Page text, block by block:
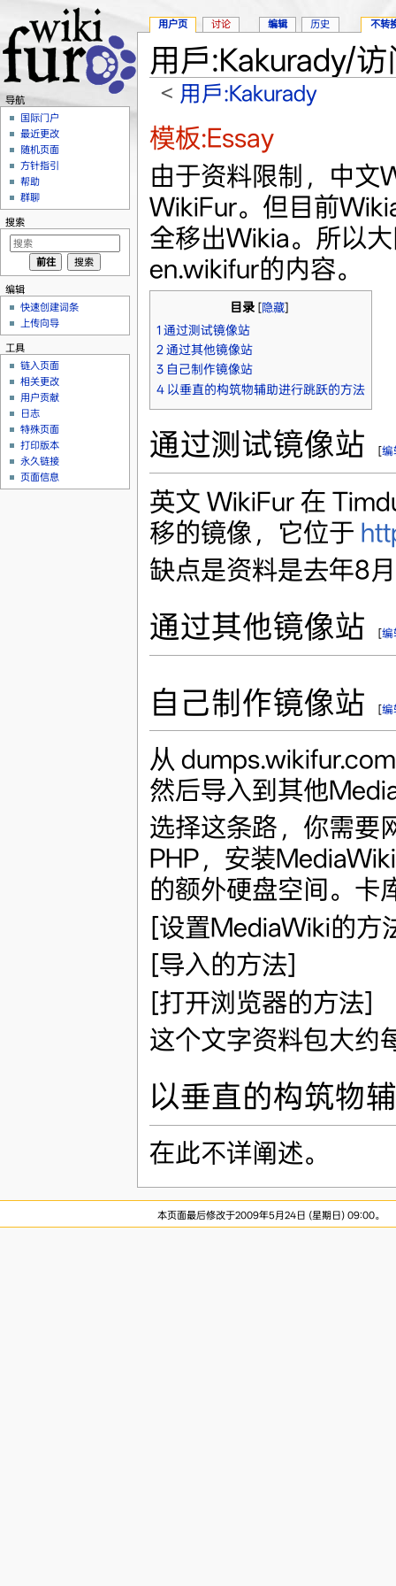
用戶:Kakurady/
< 用戶:Kakurady
模板:Essay
由于资料限制，中文
WikiFur。但目前
全移出Wikia。所以
en.wikifur的内容。
目录[隐藏]
1 通过测试镜像站
2 通过其他镜像站
3 自己制作镜像站
4 以垂直的构筑物辅助进行跳跃的方法
通过测试镜像站 [编
英文 WikiFur 在
移的镜像，它位于
缺点是资料是去年8
通过其他镜像站 [编
自己制作镜像站 [编
从
然后导入到其他
选择这条路，你需要
PHP，安装
的额外硬盘空间。卡
[设置MediaWiki的方
[导入的方法]
[打开浏览器的方法]
这个文字资料包大约
以垂直的构筑物
在此不详阐述。
用户页 讨论 编辑 历史 不转
导航
国际门户
最近更改
随机页面
方针指引
帮助
群聊
搜索
编辑
快速创建词条
上传向导
工具
链入页面
相关更改
用户贡献
日志
特殊页面
打印版本
永久链接
页面信息
本页面最后修改于2009年5月24日 (星期日) 09:00。